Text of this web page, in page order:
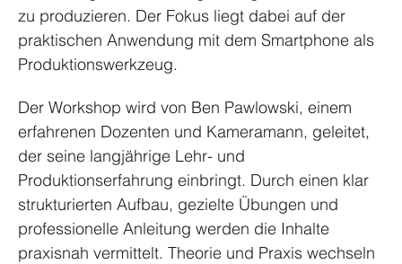
zu produzieren. Der Fokus liegt dabei auf der
praktischen Anwendung mit dem Smartphone als
Produktionswerkzeug.
Der Workshop wird von Ben Pawlowski, einem
erfahrenen Dozenten und Kameramann, geleitet,
der seine langjährige Lehr- und
Produktionserfahrung einbringt. Durch einen klar
strukturierten Aufbau, gezielte Übungen und
professionelle Anleitung werden die Inhalte
praxisnah vermittelt. Theorie und Praxis wechseln